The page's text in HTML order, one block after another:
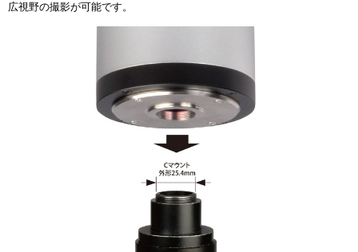
広視野の撮影が可能です。